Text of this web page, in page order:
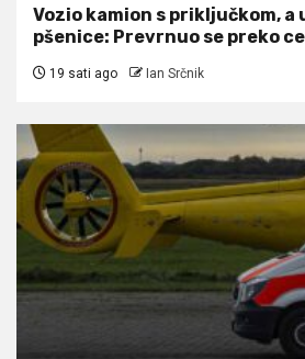
Vozio kamion s priključkom, a
pšenice: Prevrnuo se preko
19 sati ago Ian Srčnik